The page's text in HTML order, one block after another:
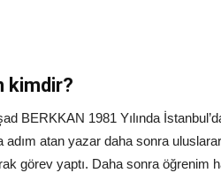
kimdir?
BERKKAN 1981 Yılında
adım atan yazar daha sonra
görev yaptı. Daha sonra öğrenim